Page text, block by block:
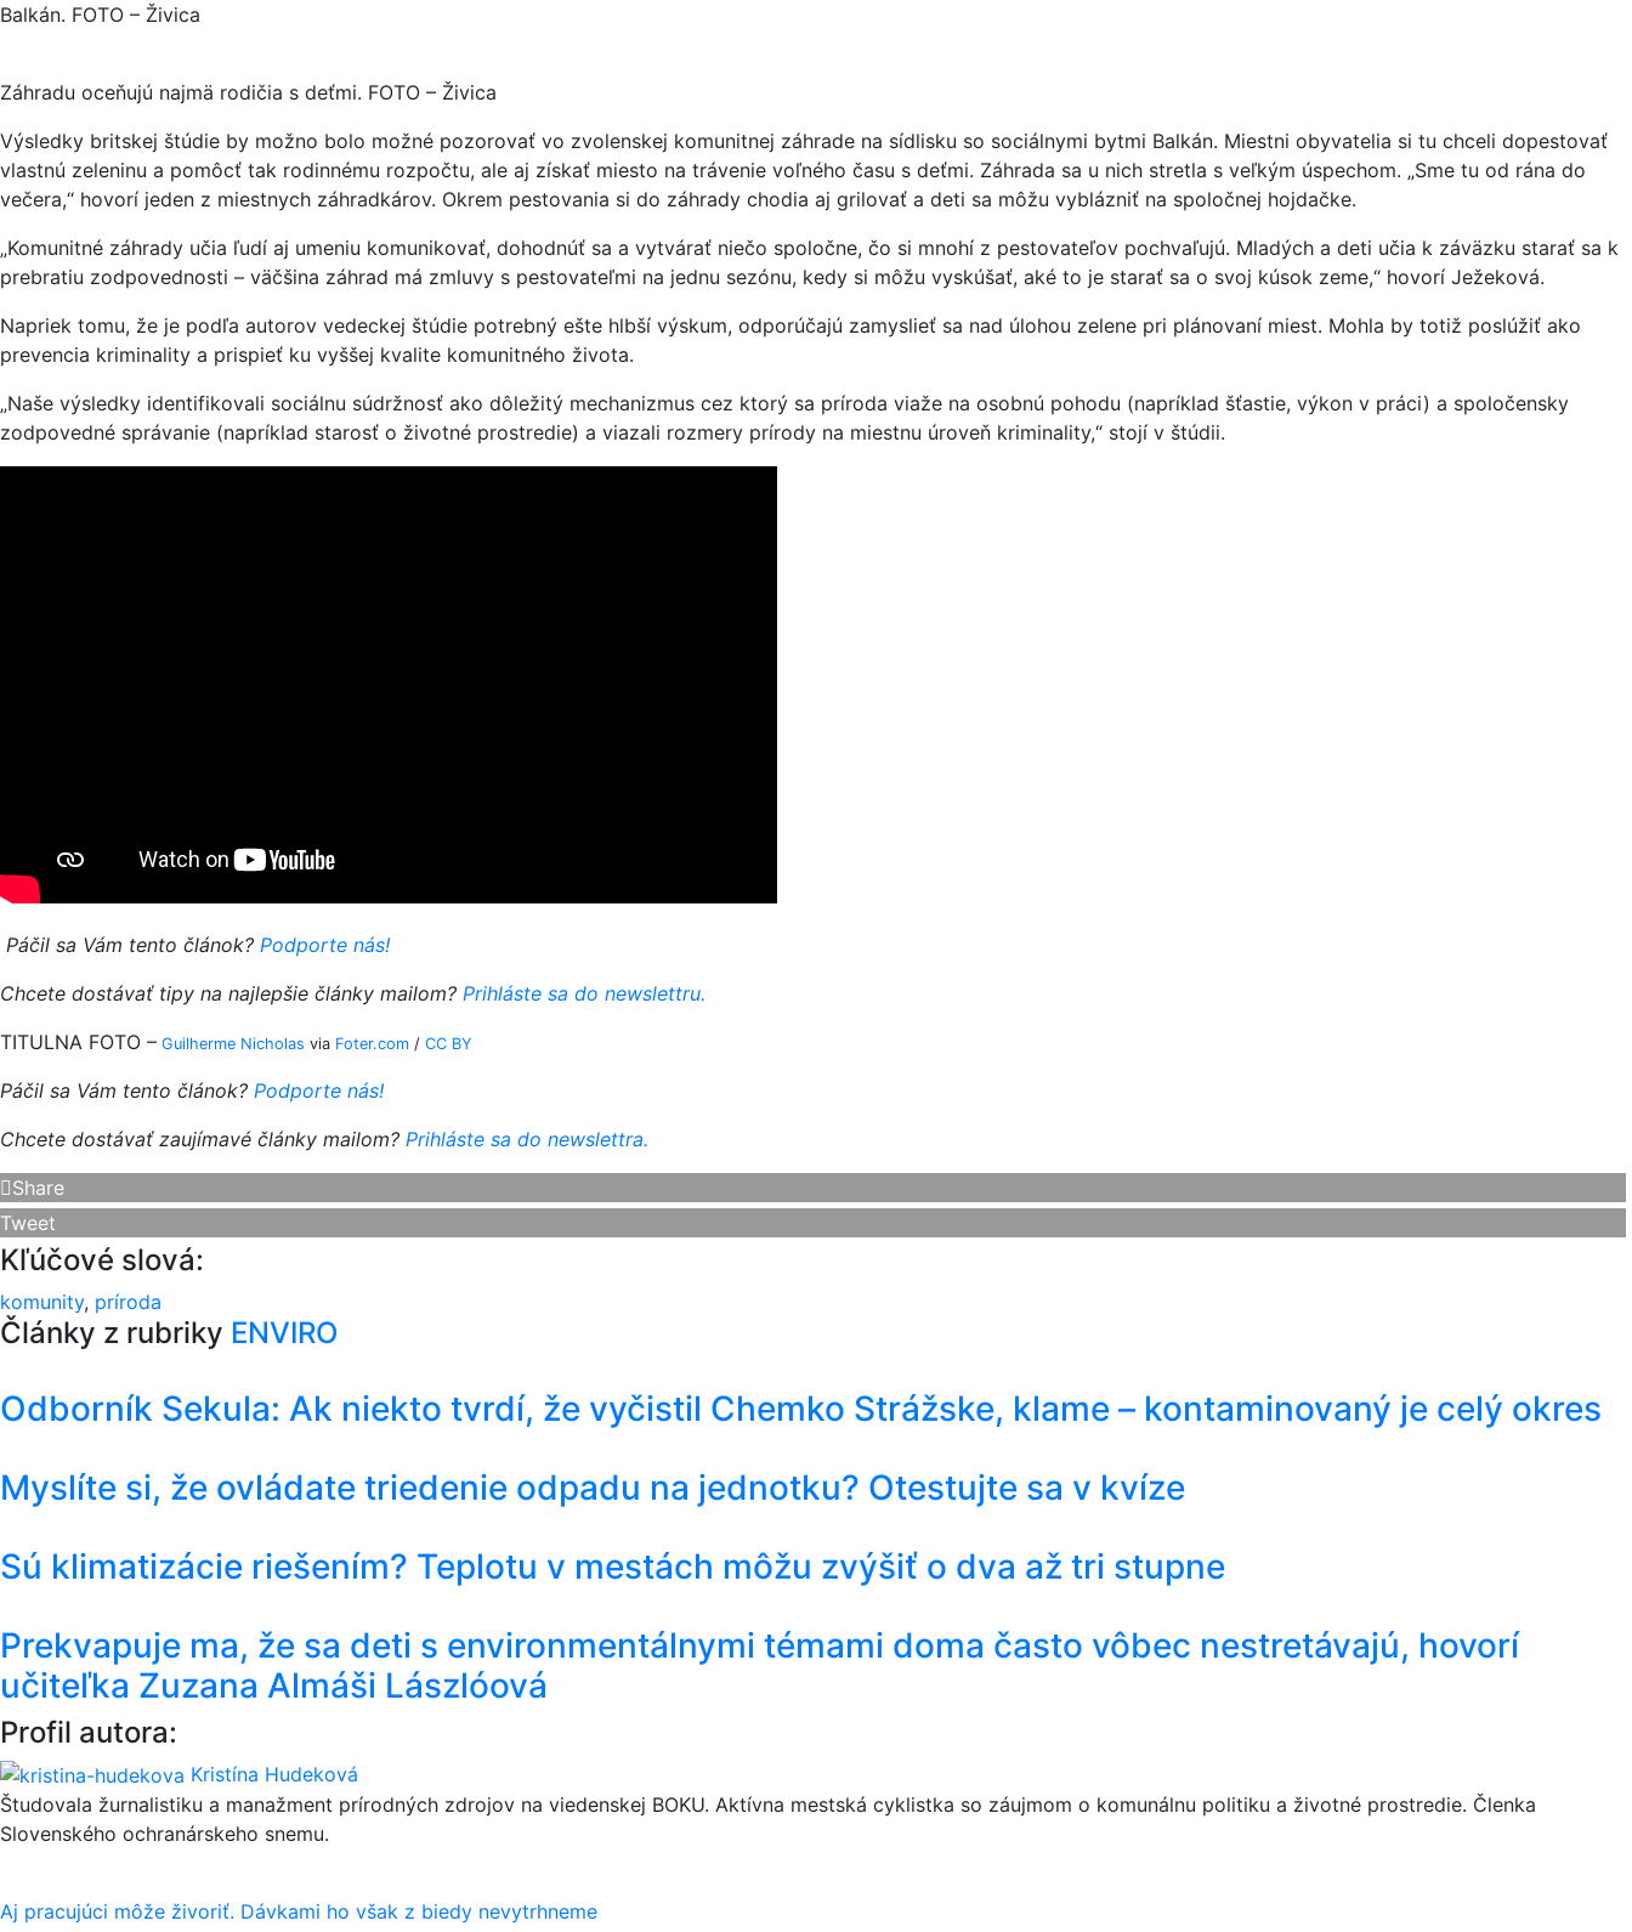
Balkán. FOTO – Živica
Záhradu oceňujú najmä rodičia s deťmi. FOTO – Živica
Výsledky britskej štúdie by možno bolo možné pozorovať vo zvolenskej komunitnej záhrade na sídlisku so sociálnymi bytmi Balkán. Miestni obyvatelia si tu chceli dopestovať
vlastnú zeleninu a pomôcť tak rodinnému rozpočtu, ale aj získať miesto na trávenie voľného času s deťmi. Záhrada sa u nich stretla s veľkým úspechom. „Sme tu od rána do
večera,“ hovorí jeden z miestnych záhradkárov. Okrem pestovania si do záhrady chodia aj grilovať a deti sa môžu vyblázniť na spoločnej hojdačke.
„Komunitné záhrady učia ľudí aj umeniu komunikovať, dohodnúť sa a vytvárať niečo spoločne, čo si mnohí z pestovateľov pochvaľujú. Mladých a deti učia k záväzku starať sa k
prebratiu zodpovednosti – väčšina záhrad má zmluvy s pestovateľmi na jednu sezónu, kedy si môžu vyskúšať, aké to je starať sa o svoj kúsok zeme,“ hovorí Ježeková.
Napriek tomu, že je podľa autorov vedeckej štúdie potrebný ešte hlbší výskum, odporúčajú zamyslieť sa nad úlohou zelene pri plánovaní miest. Mohla by totiž poslúžiť ako
prevencia kriminality a prispieť ku vyššej kvalite komunitného života.
„Naše výsledky identifikovali sociálnu súdržnosť ako dôležitý mechanizmus cez ktorý sa príroda viaže na osobnú pohodu (napríklad šťastie, výkon v práci) a spoločensky
zodpovedné správanie (napríklad starosť o životné prostredie) a viazali rozmery prírody na miestnu úroveň kriminality,“ stojí v štúdii.
Páčil sa Vám tento článok? Podporte nás!
Chcete dostávať tipy na najlepšie články mailom? Prihláste sa do newslettru.
TITULNA FOTO – Guilherme Nicholas via Foter.com / CC BY
Páčil sa Vám tento článok? Podporte nás!
Chcete dostávať zaujímavé články mailom? Prihláste sa do newslettra.
Share
Tweet
Kľúčové slová:
komunity, príroda
Články z rubriky ENVIRO
Odborník Sekula: Ak niekto tvrdí, že vyčistil Chemko Strážske, klame – kontaminovaný je celý okres
Myslíte si, že ovládate triedenie odpadu na jednotku? Otestujte sa v kvíze
Sú klimatizácie riešením? Teplotu v mestách môžu zvýšiť o dva až tri stupne
Prekvapuje ma, že sa deti s environmentálnymi témami doma často vôbec nestretávajú, hovorí
učiteľka Zuzana Almáši Lászlóová
Profil autora:
Kristína Hudeková
Študovala žurnalistiku a manažment prírodných zdrojov na viedenskej BOKU. Aktívna mestská cyklistka so záujmom o komunálnu politiku a životné prostredie. Členka
Slovenského ochranárskeho snemu.
Navigácia
Aj pracujúci môže živoriť. Dávkami ho však z biedy nevytrhneme